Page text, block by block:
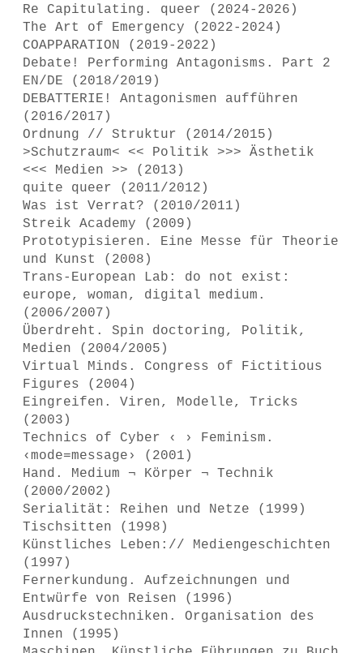
Re Capitulating. queer (2024-2026)
The Art of Emergency (2022-2024)
COAPPARATION (2019-2022)
Debate! Performing Antagonisms. Part 2
EN/DE (2018/2019)
DEBATTERIE! Antagonismen aufführen
(2016/2017)
Ordnung // Struktur (2014/2015)
>Schutzraum< << Politik >>> Ästhetik
<<< Medien >> (2013)
quite queer (2011/2012)
Was ist Verrat? (2010/2011)
Streik Academy (2009)
Prototypisieren. Eine Messe für Theorie
und Kunst (2008)
Trans-European Lab: do not exist:
europe, woman, digital medium.
(2006/2007)
Überdreht. Spin doctoring, Politik,
Medien (2004/2005)
Virtual Minds. Congress of Fictitious
Figures (2004)
Eingreifen. Viren, Modelle, Tricks
(2003)
Technics of Cyber ‹ › Feminism.
‹mode=message› (2001)
Hand. Medium ¬ Körper ¬ Technik
(2000/2002)
Serialität: Reihen und Netze (1999)
Tischsitten (1998)
Künstliches Leben:// Mediengeschichten
(1997)
Fernerkundung. Aufzeichnungen und
Entwürfe von Reisen (1996)
Ausdruckstechniken. Organisation des
Innen (1995)